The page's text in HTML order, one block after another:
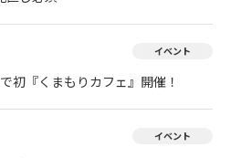
イベント
初『くまもりカフェ』開催！
イベント